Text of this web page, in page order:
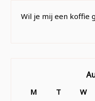
Wil je mij een koffie
M T W